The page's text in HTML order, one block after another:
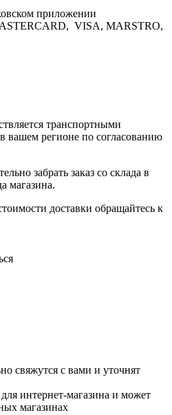
приложении
VISA, MARSTRO,
транспортными
регионе по согласованию
забрать заказ со склада в
магазина.
доставки обращайтесь к
свяжутся с вами и уточнят
интернет-магазина и может
магазинах